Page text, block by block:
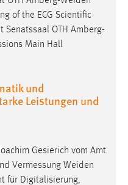
of the ECG Scientific
Senatssaal OTH Amberg-
Main Hall
und
Leistungen und
Gesierich vom Amt
Vermessung Weiden
für Digitalisierung,